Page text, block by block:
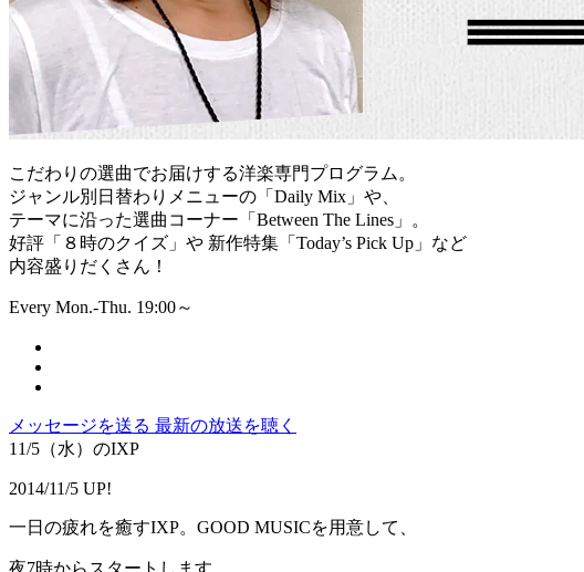
こだわりの選曲でお届けする洋楽専門プログラム。
ジャンル別日替わりメニューの「Daily Mix」や、
テーマに沿った選曲コーナー「Between The Lines」。
好評「８時のクイズ」や 新作特集「Today’s Pick Up」など
内容盛りだくさん！
Every Mon.-Thu. 19:00～
メッセージを送る 最新の放送を聴く
11/5（水）のIXP
2014/11/5 UP!
一日の疲れを癒すIXP。GOOD MUSICを用意して、